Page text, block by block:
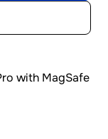
with MagSafe